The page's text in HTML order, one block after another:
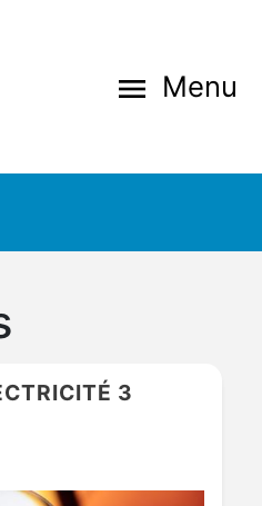
menu Menu
3